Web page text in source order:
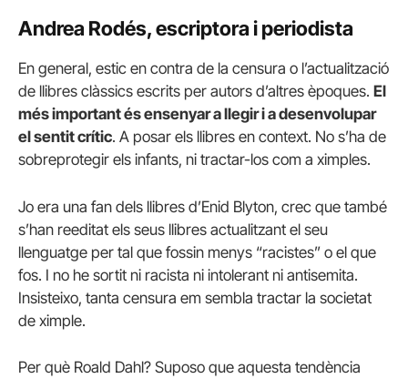
Andrea Rodés, escriptora i periodista
En general, estic en contra de la censura o l’actualització
de llibres clàssics escrits per autors d’altres èpoques. El
més important és ensenyar a llegir i a desenvolupar
el sentit crític. A posar els llibres en context. No s’ha de
sobreprotegir els infants, ni tractar-los com a ximples.
Jo era una fan dels llibres d’Enid Blyton, crec que també
s’han reeditat els seus llibres actualitzant el seu
llenguatge per tal que fossin menys “racistes” o el que
fos. I no he sortit ni racista ni intolerant ni antisemita.
Insisteixo, tanta censura em sembla tractar la societat
de ximple.
Per què Roald Dahl? Suposo que aquesta tendència